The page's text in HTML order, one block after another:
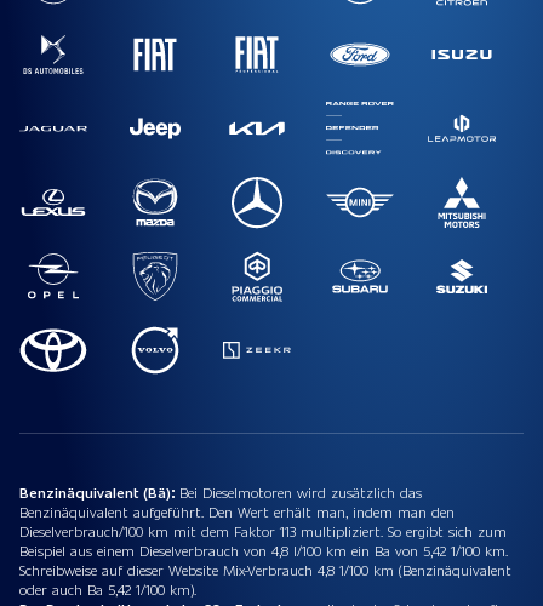
Benzinäquivalent (Bä): Bei Dieselmotoren wird zusätzlich das
Benzinäquivalent aufgeführt. Den Wert erhält man, indem man den
Dieselverbrauch/100 km mit dem Faktor 113 multipliziert. So ergibt sich zum
Beispiel aus einem Dieselverbrauch von 4,8 l/100 km ein Ba von 5,42 1/100 km.
Schreibweise auf dieser Website Mix-Verbrauch 4,8 1/100 km (Benzinäquivalent
oder auch Ba 5,42 1/100 km).